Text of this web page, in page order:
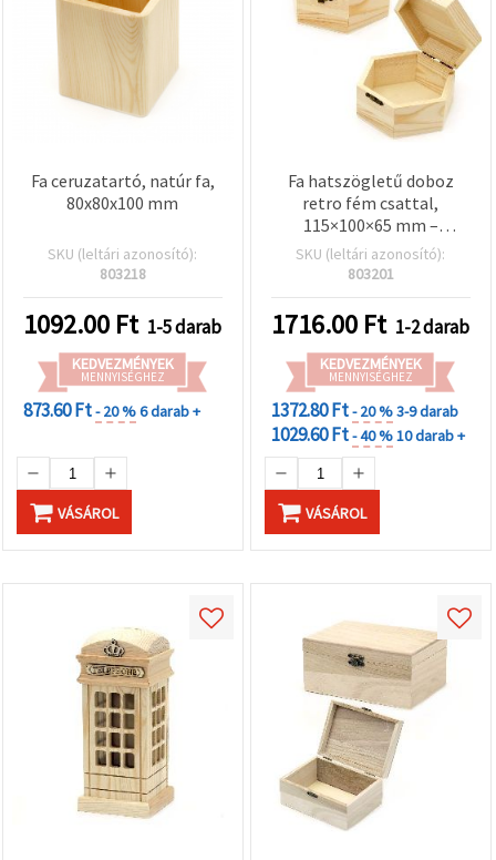
Fa ceruzatartó, natúr fa,
80x80x100 mm
SKU (leltári azonosító):
803218
1092.00 Ft 1-5 darab
KEDVEZMÉNYEK
MENNYISÉGHEZ
873.60 Ft- 20 %6 darab +
VÁSÁROL
Fa hatszögletű doboz
retro fém csattal,
115×100×65 mm –
dekupázs/DIY
SKU (leltári azonosító):
803201
1716.00 Ft 1-2 darab
KEDVEZMÉNYEK
MENNYISÉGHEZ
1372.80 Ft- 20 %3-9 darab
1029.60 Ft- 40 %10 darab +
VÁSÁROL